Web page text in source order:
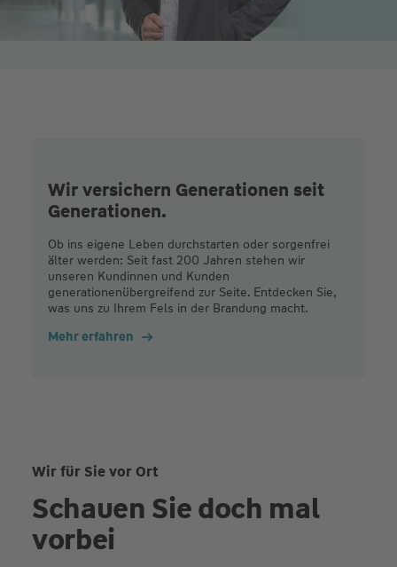
Wir versichern Generationen seit
Generationen.
Ob ins eigene Leben durchstarten oder sorgenfrei
älter werden: Seit fast 200 Jahren stehen wir
unseren Kundinnen und Kunden
generationenübergreifend zur Seite. Entdecken Sie,
was uns zu Ihrem Fels in der Brandung macht.
Mehr erfahren
Wir für Sie vor Ort
Schauen Sie doch mal
vorbei